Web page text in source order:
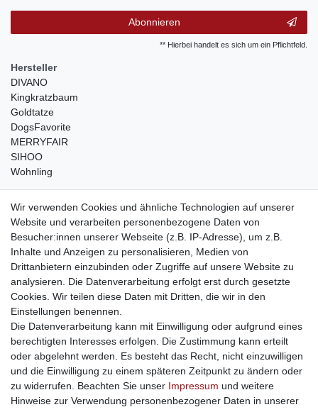
Abonnieren
** Hierbei handelt es sich um ein Pflichtfeld.
Hersteller
DIVANO
Kingkratzbaum
Goldtatze
DogsFavorite
MERRYFAIR
SIHOO
Wohnling
weitere Shops
traumlampen- Lampen und Kronleuchter
kinderwagencenter- Exklusive und günstige Kinderwagen
gastrogeraete24- alles für Gastronomie und Imbiss
soziale Medien
Facebook
sicher einkaufen
Sichere Bestellung und Zahlung via SSL Verschlüsselung
Wir verwenden Cookies und ähnliche Technologien auf unserer
Website und verarbeiten personenbezogene Daten von
Besucher:innen unserer Webseite (z.B. IP-Adresse), um z.B.
Inhalte und Anzeigen zu personalisieren, Medien von
Drittanbietern einzubinden oder Zugriffe auf unsere Website zu
analysieren. Die Datenverarbeitung erfolgt erst durch gesetzte
Cookies. Wir teilen diese Daten mit Dritten, die wir in den
Einstellungen benennen.
Die Datenverarbeitung kann mit Einwilligung oder aufgrund eines
berechtigten Interesses erfolgen. Die Zustimmung kann erteilt
oder abgelehnt werden. Es besteht das Recht, nicht einzuwilligen
und die Einwilligung zu einem späteren Zeitpunkt zu ändern oder
zu widerrufen. Beachten Sie unser Impressum und weitere
Hinweise zur Verwendung personenbezogener Daten in unserer